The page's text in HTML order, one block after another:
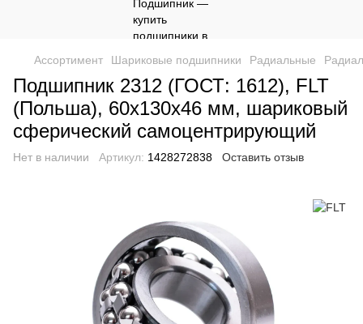
Ассортимент Шариковые подшипники Радиальные
Подшипник 2312 (ГОСТ: 1612), FLT
(Польша), 60х130х46 мм, шариковый
сферический самоцентрирующий
Нет в наличии Артикул: 1428272838 Оставить отзыв